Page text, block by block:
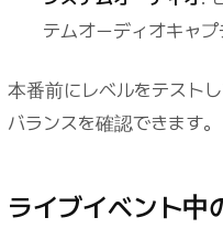
テムオーディオキャ
本番前にレベルをテスト
バランスを確認できます。
ライブイベント中